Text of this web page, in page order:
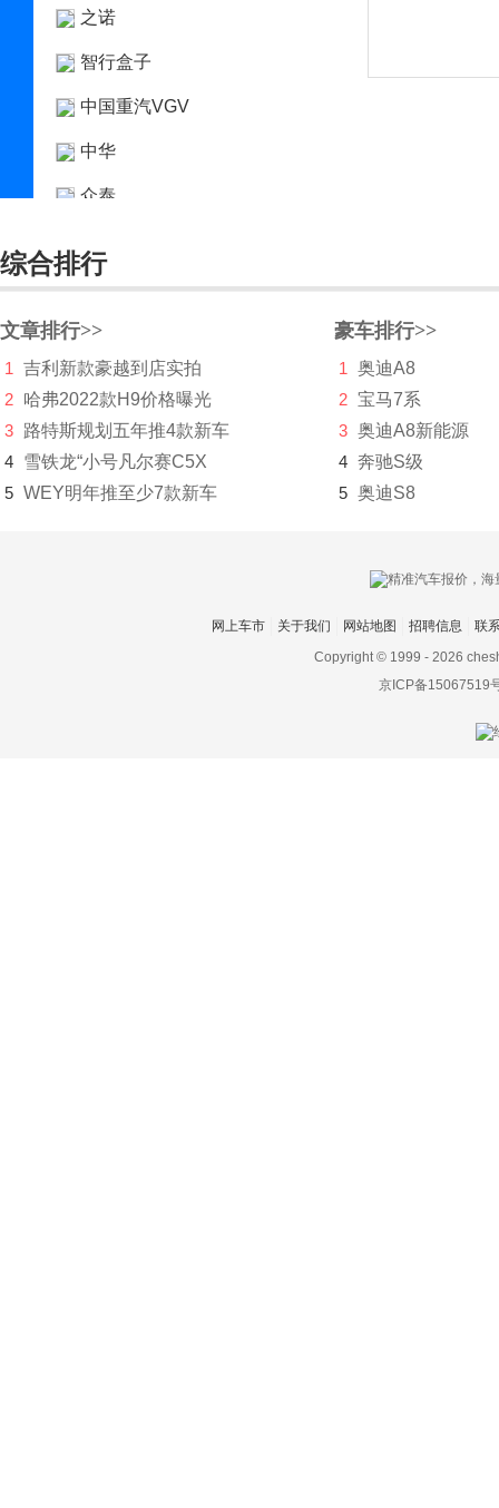
之诺
智行盒子
中国重汽VGV
中华
众泰
诸葛智能
自游家
综合排行
文章排行>>
1
吉利新款豪越到店实拍
2 哈弗2022款H9价格曝光
3 路特斯规划五年推4款新车
4 雪铁龙“小号凡尔赛C5X
5 WEY明年推至少7款新车
豪车排行>>
1
奥迪A8
2 宝马7系
3 奥迪A8新能源
4 奔驰S级
5 奥迪S8
网上车市 关于我们 网站地图 招聘信息
联
Copyright © 1999 - 2026
京ICP备15067519